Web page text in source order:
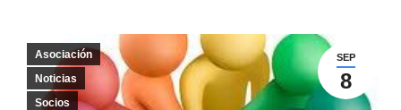
SEP
8
Asociación
Noticias
Socios